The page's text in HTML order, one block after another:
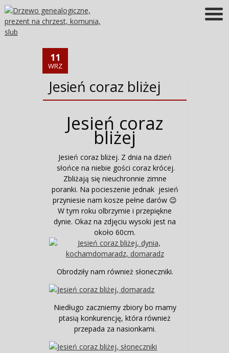
11
WRZ
Jesień coraz bliżej
Jesień coraz
bliżej
Jesień coraz bliżej. Z dnia na dzień
słońce na niebie gości coraz krócej.
Zbliżają się nieuchronnie zimne
poranki. Na pocieszenie jednak jesień
przyniesie nam kosze pełne darów 😉
W tym roku olbrzymie i przepiękne
dynie. Okaz na zdjęciu wysoki jest na
około 60cm.
Obrodziły nam również słoneczniki.
Niedługo zaczniemy zbiory bo mamy
ptasią konkurencję, która również
przepada za nasionkami.